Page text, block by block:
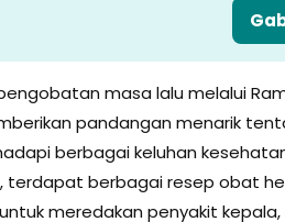
masa lalu melalui
pandangan menarik
berbagai keluhan
terdapat berbagai resep obat
meredakan penyakit kepala,